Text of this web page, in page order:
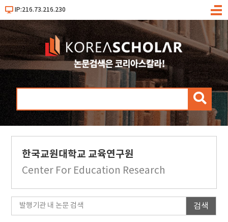
IP:216.73.216.230
메
검
한국교원대학교 교육연구원
Center For Education Research
검색